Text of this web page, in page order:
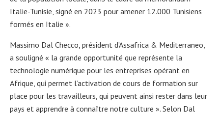
Italie-Tunisie, signé en 2023 pour amener 12.000 Tunisiens
formés en Italie ».
Massimo Dal Checco, président d’Assafrica & Mediterraneo,
a souligné « la grande opportunité que représente la
technologie numérique pour les entreprises opérant en
Afrique, qui permet l’activation de cours de formation sur
place pour les travailleurs, qui peuvent ainsi rester dans leur
pays et apprendre à connaître notre culture ». Selon Dal